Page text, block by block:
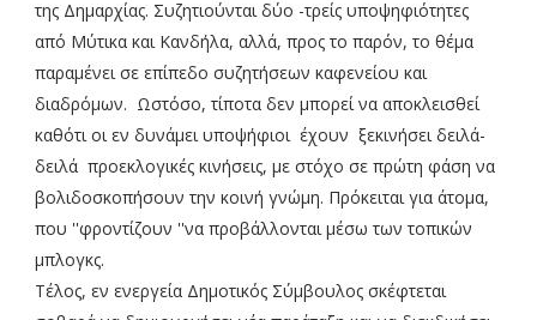
της Δημαρχίας. Συζητιούνται δύο -τρείς υποψηφιότητες
από Μύτικα και Κανδήλα, αλλά, προς το παρόν, το θέμα
παραμένει σε επίπεδο συζητήσεων καφενείου και
διαδρόμων. Ωστόσο, τίποτα δεν μπορεί να αποκλεισθεί
καθότι οι εν δυνάμει υποψήφιοι έχουν ξεκινήσει δειλά-
δειλά προεκλογικές κινήσεις, με στόχο σε πρώτη φάση να
βολιδοσκοπήσουν την κοινή γνώμη. Πρόκειται για άτομα,
που ''φροντίζουν ''να προβάλλονται μέσω των τοπικών
μπλογκς.
Τέλος, εν ενεργεία Δημοτικός Σύμβουλος σκέφτεται